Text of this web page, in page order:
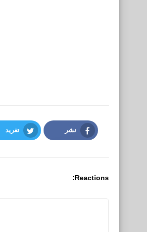
نشر تغريد
Reactions: